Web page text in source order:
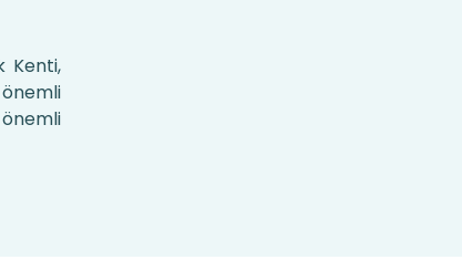
Kenti,